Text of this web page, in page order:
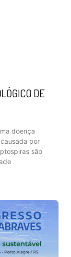
DE
doença
por
são